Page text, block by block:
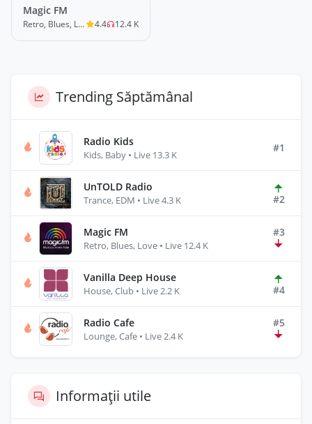
LIVE
Magic FM
Retro, Blues, Love 4.4 12.4 K
Trending Săptămânal
Radio Kids
Kids, Baby • Live 13.3 K
#1
UnTOLD Radio
Trance, EDM • Live 4.3 K #2
Magic FM
Retro, Blues, Love • Live 12.4 K
#3
Vanilla Deep House
House, Club • Live 2.2 K #4
Radio Cafe
Lounge, Cafe • Live 2.4 K
#5
Informații utile